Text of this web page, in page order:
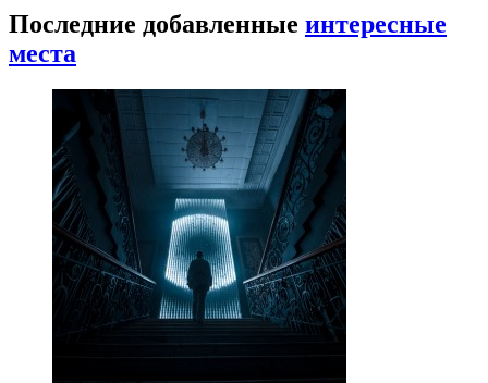
Последние добавленные интересные
места